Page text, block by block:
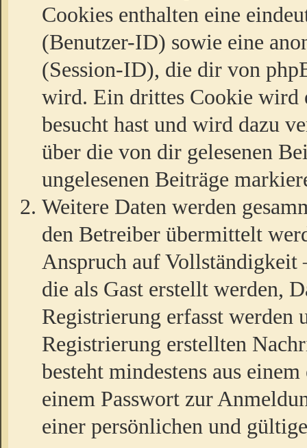
Cookies enthalten eine
(Benutzer-ID) sowie eine
(Session-ID), die dir von
wird. Ein drittes Cookie wird
besucht hast und wird dazu
über die von dir gelesenen
ungelesenen Beiträge
Weitere Daten werden
den Betreiber übermittelt
Anspruch auf
die als Gast erstellt werden,
Registrierung erfasst werden
Registrierung erstellten
besteht mindestens aus
einem Passwort zur
einer persönlichen und